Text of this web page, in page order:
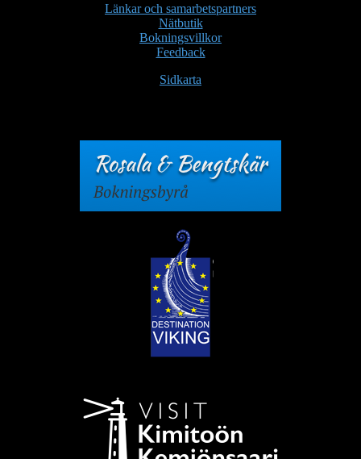
Länkar och samarbetspartners
Nätbutik
Bokningsvillkor
Feedback
Sidkarta